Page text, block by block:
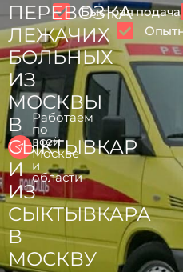
Работаем
по
всей
Москве
и
области
ПЕРЕВОЗКА
ЛЕЖАЧИХ
БОЛЬНЫХ
ИЗ
МОСКВЫ
В
СЫКТЫВКАР
И
ИЗ
СЫКТЫВКАРА
В
МОСКВУ
Быстрая подача